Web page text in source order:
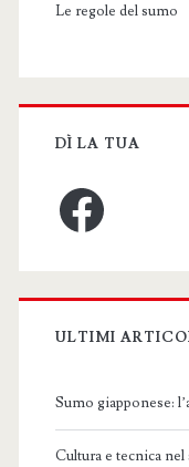
Le regole del sumo
DÌ LA TUA
Facebook
ULTIMI
Sumo giapponese:
Cultura e tecnica